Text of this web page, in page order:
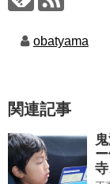
obatyama
関連記事
寺